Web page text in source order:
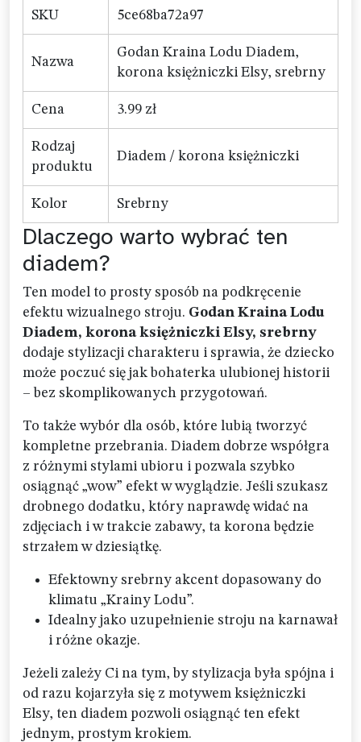
SKU 5ce68ba72a97
Nazwa
Godan Kraina Lodu Diadem,
korona księżniczki Elsy, srebrny
Cena 3.99 zł
Rodzaj
produktu
Diadem / korona księżniczki
Kolor Srebrny
Dlaczego warto wybrać ten
diadem?
Ten model to prosty sposób na podkręcenie
efektu wizualnego stroju. Godan Kraina Lodu
Diadem, korona księżniczki Elsy, srebrny
dodaje stylizacji charakteru i sprawia, że dziecko
może poczuć się jak bohaterka ulubionej historii
– bez skomplikowanych przygotowań.
To także wybór dla osób, które lubią tworzyć
kompletne przebrania. Diadem dobrze współgra
z różnymi stylami ubioru i pozwala szybko
osiągnąć „wow” efekt w wyglądzie. Jeśli szukasz
drobnego dodatku, który naprawdę widać na
zdjęciach i w trakcie zabawy, ta korona będzie
strzałem w dziesiątkę.
Efektowny srebrny akcent dopasowany do
klimatu „Krainy Lodu”.
Idealny jako uzupełnienie stroju na karnawał
i różne okazje.
Jeżeli zależy Ci na tym, by stylizacja była spójna i
od razu kojarzyła się z motywem księżniczki
Elsy, ten diadem pozwoli osiągnąć ten efekt
jednym, prostym krokiem.